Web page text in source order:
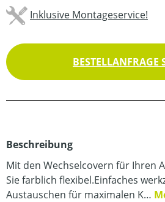
Inklusive Montageservice!
BESTELLANFRAGE
Beschreibung
Mit den Wechselcovern für Ihren
Sie farblich flexibel.Einfaches
Austauschen für maximalen K…